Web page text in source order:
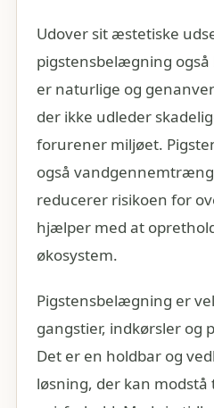
Udover sit æstetiske
pigstensbelægning
er naturlige og
der ikke udleder
forurener miljøet.
også
reducerer risikoen for
hjælper med at
økosystem.
Pigstensbelægning er
gangstier, indkørsler og
Det er en holdbar og
løsning, der kan